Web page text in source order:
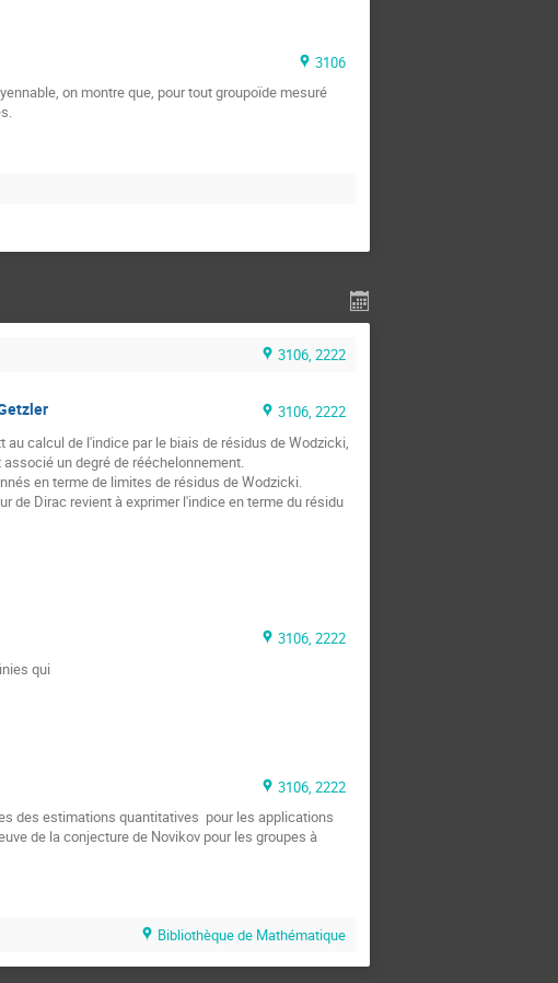
3106
on montre que, pour tout groupoïde mesuré
3106, 2222
3106, 2222
calcul de l'indice par le biais de résidus de Wodzicki,
un degré de rééchelonnement.
en terme de limites de résidus de Wodzicki.
de Dirac revient à exprimer l'indice en terme du résidu
3106, 2222
qui
3106, 2222
des estimations quantitatives  pour les applications
de la conjecture de Novikov pour les groupes à
Bibliothèque de Mathématique